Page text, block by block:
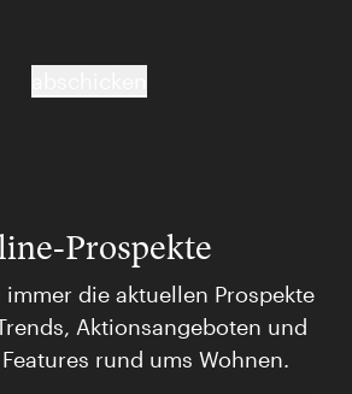
Prospekte
die aktuellen Prospekte
Aktionsangeboten und
rund ums Wohnen.